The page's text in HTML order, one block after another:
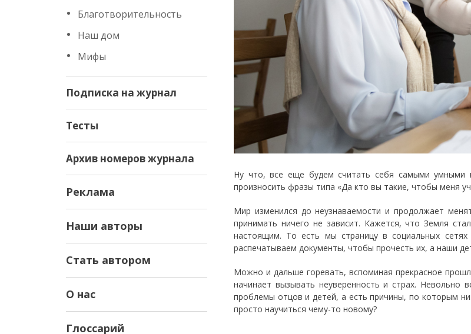
Благотворительность
Наш дом
Мифы
Подписка на журнал
Тесты
Архив номеров журнала
Реклама
Наши авторы
Стать автором
О нас
Глоссарий
Ну что, все еще будем считать себя самыми умными
произносить фразы типа «Да кто вы такие, чтобы меня
Мир изменился до неузнаваемости и продолжает
принимать ничего не зависит. Кажется, что Земля
настоящим. То есть мы страницу в социальных
распечатываем документы, чтобы прочесть их, а наши
Можно и дальше горевать, вспоминая прекрасное
начинает вызывать неуверенность и страх.
проблемы отцов и детей, а есть причины, по которым
просто научиться чему-то новому?